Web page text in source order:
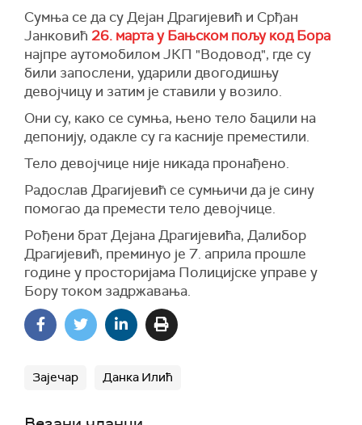
Сумња се да су Дејан Драгијевић и Срђан
Јанковић 26. марта у Бањском пољу код Бора
најпре аутомобилом ЈКП "Водовод", где су
били запослени, ударили двогодишњу
девојчицу и затим је ставили у возило.
Они су, како се сумња, њено тело бацили на
депонију, одакле су га касније преместили.
Тело девојчице није никада пронађено.
Радослав Драгијевић се сумњичи да је сину
помогао да премести тело девојчице.
Рођени брат Дејана Драгијевића, Далибор
Драгијевић, преминуо је 7. априла прошле
године у просторијама Полицијске управе у
Бору током задржавања.
Зајечар Данка Илић